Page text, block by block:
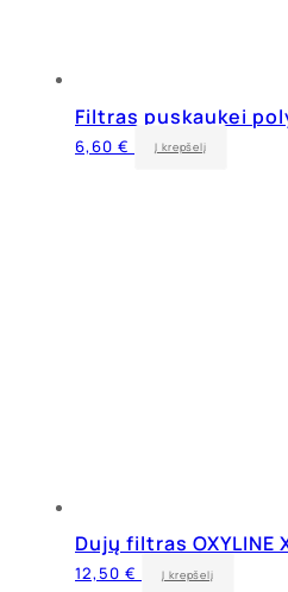
Filtras puskaukei
6,60 € Į krepšelį
Dujų filtras OXYLINE
12,50 € Į krepšelį